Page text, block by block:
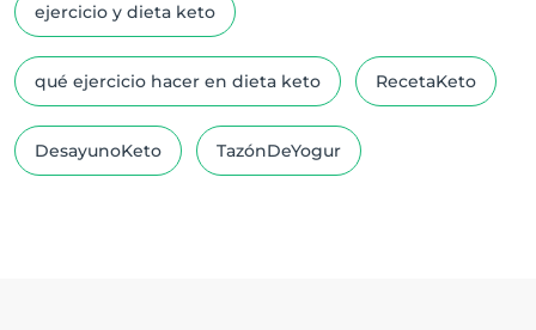
ejercicio y dieta keto
qué ejercicio hacer en dieta keto RecetaKeto
DesayunoKeto TazónDeYogur